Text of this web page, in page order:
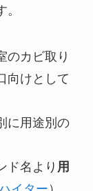
のカビ取り
向けとして
に用途別の
ド名より 用